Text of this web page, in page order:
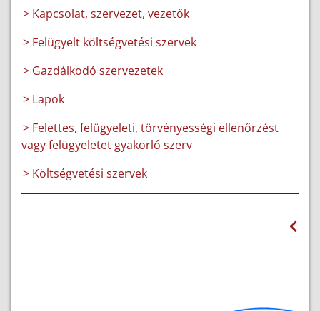
> Kapcsolat, szervezet, vezetők
> Felügyelt költségvetési szervek
> Gazdálkodó szervezetek
> Lapok
> Felettes, felügyeleti, törvényességi ellenőrzést
vagy felügyeletet gyakorló szerv
> Költségvetési szervek